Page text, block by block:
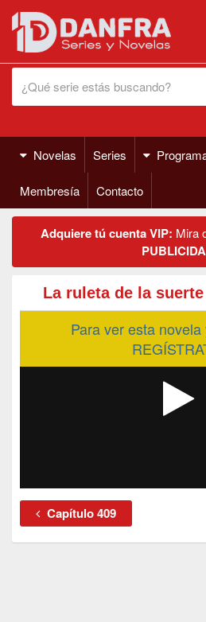
Novelas
Series
Membresía Contacto
Adquiere tú cuenta VIP: Mira
La ruleta de la
Para ver esta
Capítulo 409